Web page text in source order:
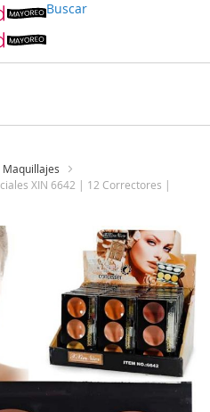
Buscar
Maquillajes
XIN 6642 | 12 Correctores |